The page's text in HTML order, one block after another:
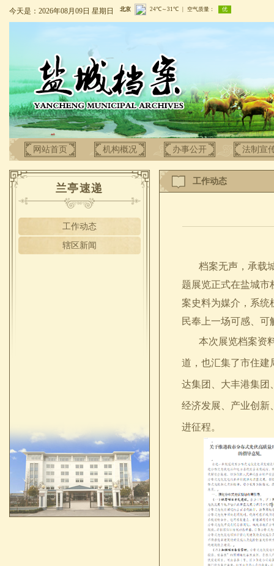
今天是：2026年08月09日 星期日
网站首页 机构概况 办事公开 法制宣
兰亭速递
工作动态
辖区新闻
工作动态
档案无声，承载城
题展览正式在盐城市
案史料为媒介，系统
民奉上一场可感、
本次展览档案资料
道，也汇集了市住建
达集团、大丰港集团
经济发展、产业创新
进征程。